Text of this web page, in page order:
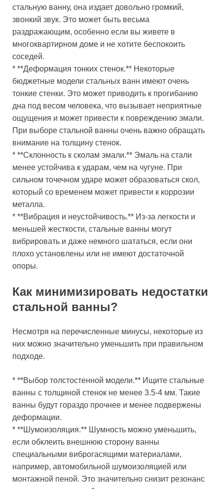
стальную ванну, она издает довольно громкий,
звонкий звук. Это может быть весьма
раздражающим, особенно если вы живете в
многоквартирном доме и не хотите беспокоить
соседей.
* **Деформация тонких стенок.** Некоторые
бюджетные модели стальных ванн имеют очень
тонкие стенки. Это может приводить к прогибанию
дна под весом человека, что вызывает неприятные
ощущения и может привести к повреждению эмали.
При выборе стальной ванны очень важно обращать
внимание на толщину стенок.
* **Склонность к сколам эмали.** Эмаль на стали
менее устойчива к ударам, чем на чугуне. При
сильном точечном ударе может образоваться скол,
который со временем может привести к коррозии
металла.
* **Вибрация и неустойчивость.** Из-за легкости и
меньшей жесткости, стальные ванны могут
вибрировать и даже немного шататься, если они
плохо установлены или не имеют достаточной
опоры.
Как минимизировать недостатки
стальной ванны?
Несмотря на перечисленные минусы, некоторые из
них можно значительно уменьшить при правильном
подходе.
* **Выбор толстостенной модели.** Ищите стальные
ванны с толщиной стенок не менее 3.5-4 мм. Такие
ванны будут гораздо прочнее и менее подвержены
деформации.
* **Шумоизоляция.** Шумность можно уменьшить,
если обклеить внешнюю сторону ванны
специальными виброгасящими материалами,
например, автомобильной шумоизоляцией или
монтажной пеной. Это значительно снизит резонанс